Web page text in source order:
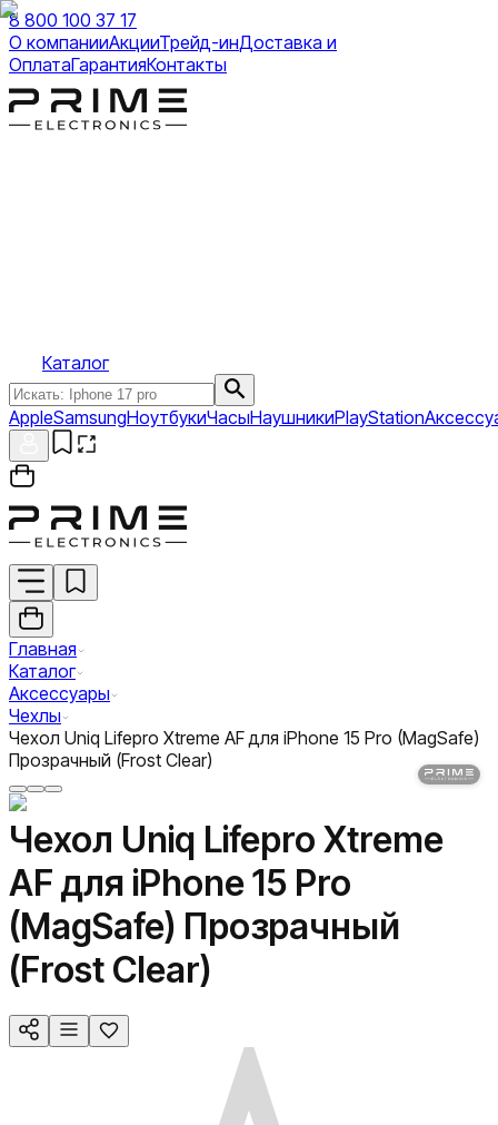
8 800 100 37 17
О компанииАкцииТрейд-инДоставка и
ОплатаГарантияКонтакты
Каталог
AppleSamsungНоутбукиЧасыНаушникиPlayStation
Главная
Каталог
Аксессуары
Чехлы
Чехол Uniq Lifepro Xtreme AF для iPhone 15 Pro (MagSafe)
Прозрачный (Frost Clear)
Чехол Uniq Lifepro Xtreme
AF для iPhone 15 Pro
(MagSafe) Прозрачный
(Frost Clear)